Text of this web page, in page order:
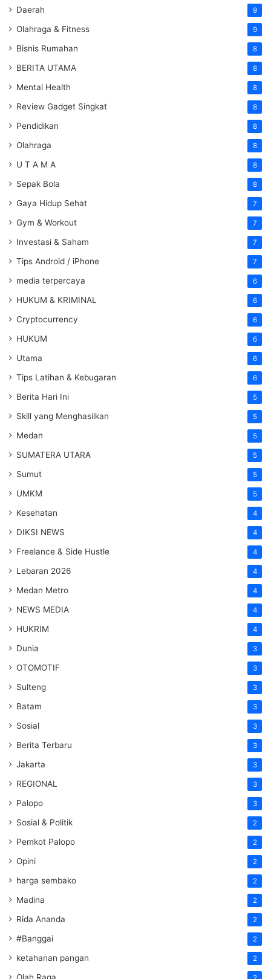
Daerah 9
Olahraga & Fitness 9
Bisnis Rumahan 8
BERITA UTAMA 8
Mental Health 8
Review Gadget Singkat 8
Pendidikan 8
Olahraga 8
U T A M A 8
Sepak Bola 8
Gaya Hidup Sehat 7
Gym & Workout 7
Investasi & Saham 7
Tips Android / iPhone 7
media terpercaya 6
HUKUM & KRIMINAL 6
Cryptocurrency 6
HUKUM 6
Utama 6
Tips Latihan & Kebugaran 6
Berita Hari Ini 5
Skill yang Menghasilkan 5
Medan 5
SUMATERA UTARA 5
Sumut 5
UMKM 5
Kesehatan 4
DIKSI NEWS 4
Freelance & Side Hustle 4
Lebaran 2026 4
Medan Metro 4
NEWS MEDIA 4
HUKRIM 4
Dunia 3
OTOMOTIF 3
Sulteng 3
Batam 3
Sosial 3
Berita Terbaru 3
Jakarta 3
REGIONAL 3
Palopo 3
Sosial & Politik 2
Pemkot Palopo 2
Opini 2
harga sembako 2
Madina 2
Rida Ananda 2
#Banggai 2
ketahanan pangan 2
Olah Raga